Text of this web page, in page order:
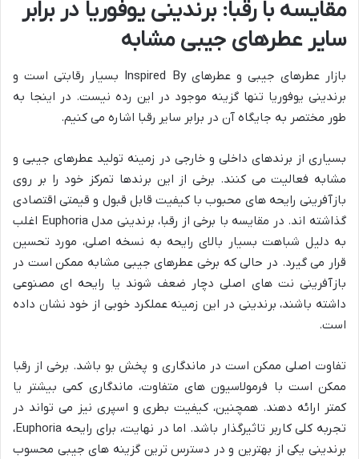
مقایسه با رقبا: برندینی یوفوریا در برابر
سایر عطرهای جیبی مشابه
بازار عطرهای جیبی و عطرهای Inspired By بسیار رقابتی است و
برندینی یوفوریا تنها گزینه موجود در این رده نیست. در اینجا به
طور مختصر به جایگاه آن در برابر سایر رقبا اشاره می کنیم.
بسیاری از برندهای داخلی و خارجی در زمینه تولید عطرهای جیبی و
مشابه فعالیت می کنند. برخی از این برندها تمرکز خود را بر روی
بازآفرینی رایحه های محبوب با کیفیت قابل قبول و قیمتی اقتصادی
گذاشته اند. در مقایسه با برخی از رقبا، برندینی مدل Euphoria اغلب
به دلیل شباهت بسیار بالای رایحه به نسخه اصلی، مورد تحسین
قرار می گیرد. در حالی که برخی عطرهای جیبی مشابه ممکن است در
بازآفرینی نت های اصلی دچار ضعف شوند یا رایحه ای مصنوعی
داشته باشند، برندینی در این زمینه عملکرد خوبی از خود نشان داده
است.
تفاوت اصلی ممکن است در ماندگاری و پخش بو باشد. برخی از رقبا
ممکن است با فرمولاسیون های متفاوت، ماندگاری کمی بیشتر یا
کمتر ارائه دهند. همچنین، کیفیت بطری و اسپری نیز می تواند در
تجربه کلی کاربر تاثیرگذار باشد. اما در نهایت، برای رایحه Euphoria،
برندینی یکی از بهترین و در دسترس ترین گزینه های جیبی محسوب